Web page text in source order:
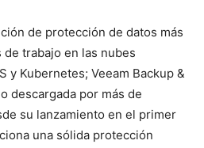
de protección de datos más
de trabajo en las nubes
y Kubernetes; Veeam Backup &
descargada por más de
su lanzamiento en el primer
una sólida protección